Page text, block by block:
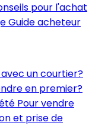
pour l'achat
Guide acheteur
un courtier?
en premier?
Pour vendre
et prise de